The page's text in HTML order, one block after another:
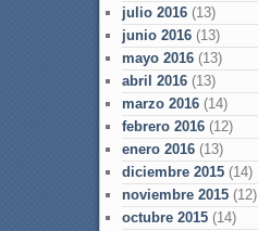
julio 2016(13)
junio 2016(13)
mayo 2016(13)
abril 2016(13)
marzo 2016(14)
febrero 2016(12)
enero 2016(13)
diciembre 2015(14)
noviembre 2015(12)
octubre 2015(14)